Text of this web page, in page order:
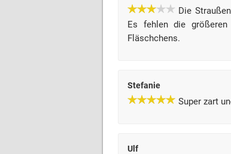
Die
Es fehlen die
Fläschchens.
Stefanie
Super zart
Ulf